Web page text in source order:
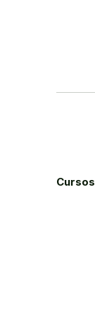
Cursos